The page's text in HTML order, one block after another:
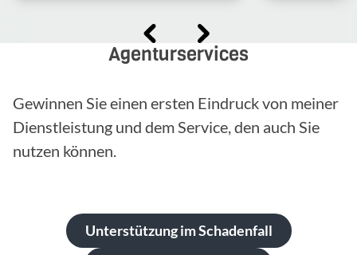
Agenturservices
Gewinnen Sie einen ersten Eindruck von meiner
Dienstleistung und dem Service, den auch Sie
nutzen können.
Unterstützung im Schadenfall